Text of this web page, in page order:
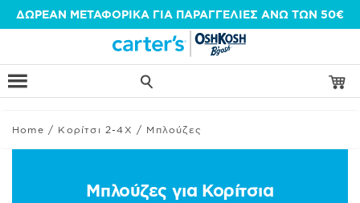
Μετάβαση
περιεχόμενο
ΔΩΡΕΑΝ ΜΕΤΑΦΟΡΙΚΑ ΓΙΑ ΠΑΡΑΓΓΕΛΙΕΣ ΑΝΩ ΤΩΝ 50€
Home / Κορίτσι 2-4Χ / Μπλούζες
Μπλούζες για Κορίτσια